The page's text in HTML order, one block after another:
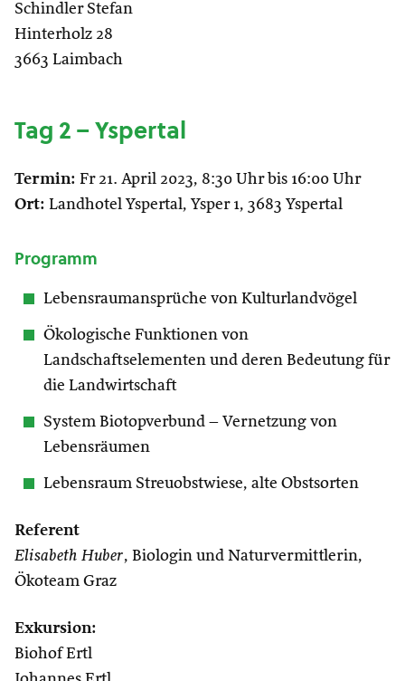
Schindler Stefan
Hinterholz 28
3663 Laimbach
Tag 2 – Yspertal
Termin: Fr 21. April 2023, 8:30 Uhr bis 16:00 Uhr
Ort: Landhotel Yspertal, Ysper 1, 3683 Yspertal
Programm
Lebensraumansprüche von Kulturlandvögel
Ökologische Funktionen von
Landschaftselementen und deren Bedeutung für
die Landwirtschaft
System Biotopverbund – Vernetzung von
Lebensräumen
Lebensraum Streuobstwiese, alte Obstsorten
Referent
Elisabeth Huber, Biologin und Naturvermittlerin,
Ökoteam Graz
Exkursion:
Biohof Ertl